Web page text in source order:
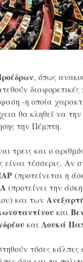
, όπως
διαφορετικές
-η οποία
θα κληθεί να
την Πέμπτη.
τρεις και ο
είναι τέσσερις. Αν
(προτείνεται η
(προτείνει την
και των
και
και Λουκά
τόσες